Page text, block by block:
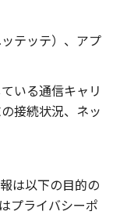
テッテ）、アプ
いる通信キャリ
接続状況、ネッ
は以下の目的の
プライバシーポ